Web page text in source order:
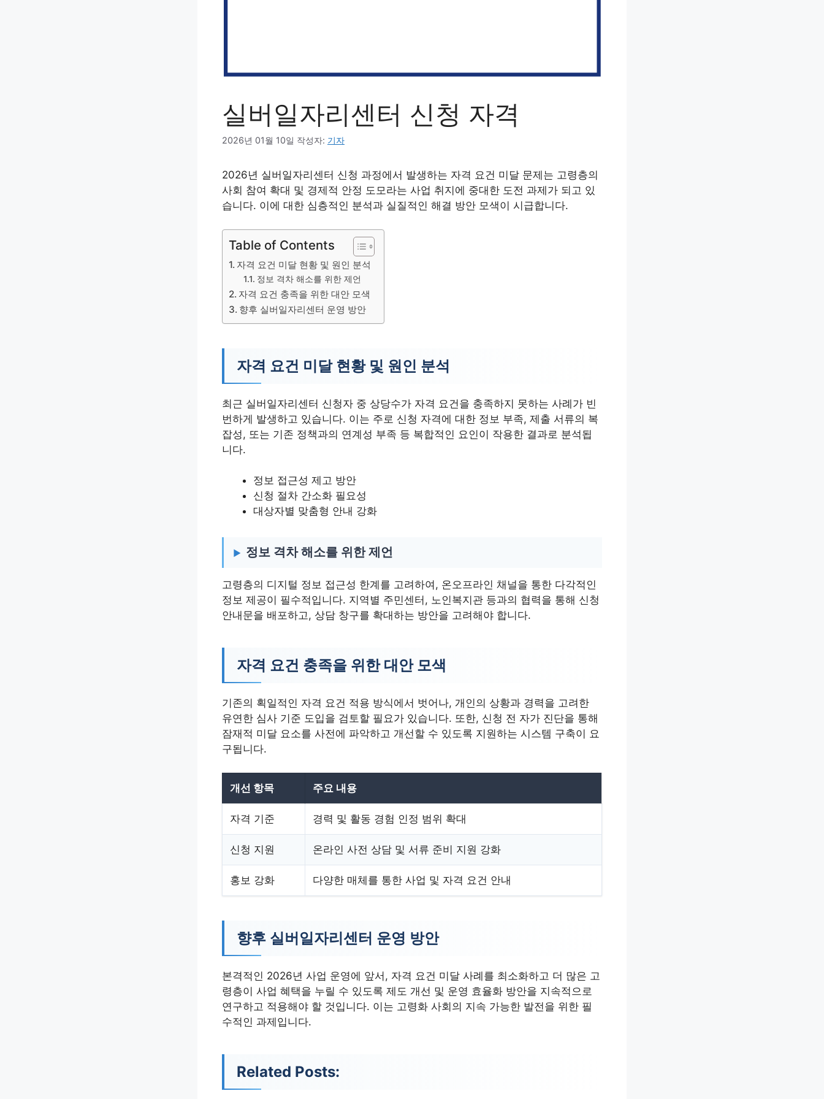
실버일자리센터 신청 자격
2026년 01월 10일 작성자: 기자
2026년 실버일자리센터 신청 과정에서 발생하는 자격 요건 미달 문제는 고령층의
사회 참여 확대 및 경제적 안정 도모라는 사업 취지에 중대한 도전 과제가 되고 있
습니다. 이에 대한 심층적인 분석과 실질적인 해결 방안 모색이 시급합니다.
Table of Contents
자격 요건 미달 현황 및 원인 분석
정보 격차 해소를 위한 제언
자격 요건 충족을 위한 대안 모색
향후 실버일자리센터 운영 방안
자격 요건 미달 현황 및 원인 분석
최근 실버일자리센터 신청자 중 상당수가 자격 요건을 충족하지 못하는 사례가 빈
번하게 발생하고 있습니다. 이는 주로 신청 자격에 대한 정보 부족, 제출 서류의 복
잡성, 또는 기존 정책과의 연계성 부족 등 복합적인 요인이 작용한 결과로 분석됩
니다.
정보 접근성 제고 방안
신청 절차 간소화 필요성
대상자별 맞춤형 안내 강화
정보 격차 해소를 위한 제언
고령층의 디지털 정보 접근성 한계를 고려하여, 온오프라인 채널을 통한 다각적인
정보 제공이 필수적입니다. 지역별 주민센터, 노인복지관 등과의 협력을 통해 신청
안내문을 배포하고, 상담 창구를 확대하는 방안을 고려해야 합니다.
자격 요건 충족을 위한 대안 모색
기존의 획일적인 자격 요건 적용 방식에서 벗어나, 개인의 상황과 경력을 고려한
유연한 심사 기준 도입을 검토할 필요가 있습니다. 또한, 신청 전 자가 진단을 통해
잠재적 미달 요소를 사전에 파악하고 개선할 수 있도록 지원하는 시스템 구축이 요
구됩니다.
개선 항목 주요 내용
자격 기준 경력 및 활동 경험 인정 범위 확대
신청 지원 온라인 사전 상담 및 서류 준비 지원 강화
홍보 강화 다양한 매체를 통한 사업 및 자격 요건 안내
향후 실버일자리센터 운영 방안
본격적인 2026년 사업 운영에 앞서, 자격 요건 미달 사례를 최소화하고 더 많은 고
령층이 사업 혜택을 누릴 수 있도록 제도 개선 및 운영 효율화 방안을 지속적으로
연구하고 적용해야 할 것입니다. 이는 고령화 사회의 지속 가능한 발전을 위한 필
수적인 과제입니다.
Related Posts: